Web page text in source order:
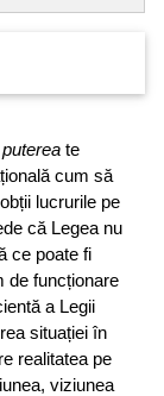
te
cum să
lucrurile pe
că Legea nu
ce poate fi
de funcționare
a Legii
situației în
realitatea pe
viziunea